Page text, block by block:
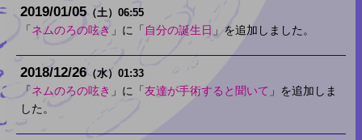
2019 01 05 （土） 06:55
「 ネムのろの呟き 」に「 自分の誕生日 」を追加しました。
2018 12 26 （水） 01:33
「ネムのろの呟き 」に「 友達が手術すると聞いて 」を追加しま
した。